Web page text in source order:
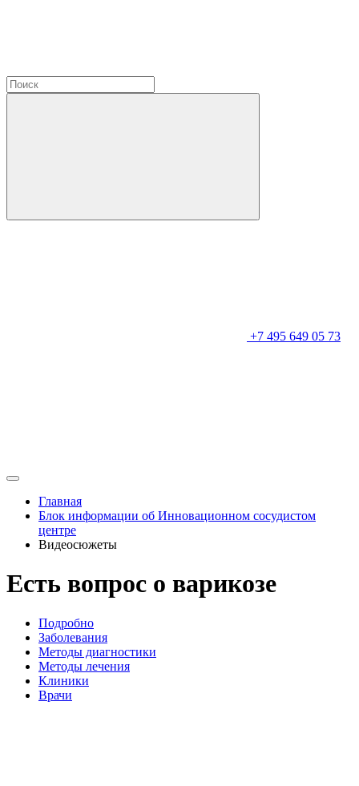
+7 495 649 05 73
Главная
Блок информации об Инновационном сосудистом
центре
Видеосюжеты
Есть вопрос о варикозе
Подробно
Заболевания
Методы диагностики
Методы лечения
Клиники
Врачи